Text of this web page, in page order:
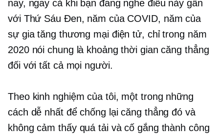
nay, ngay cả khi bạn đang nghe điều này gần
với Thứ Sáu Đen, năm của COVID, năm của
sự gia tăng thương mại điện tử, chỉ trong năm
2020 nói chung là khoảng thời gian căng thẳng
đối với tất cả mọi người.
Theo kinh nghiệm của tôi, một trong những
cách dễ nhất để chống lại căng thẳng đó và
không cảm thấy quá tải và cố gắng thành công